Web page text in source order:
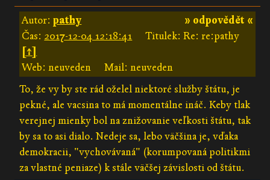
» odpovědět «
Autor:pathy
Čas: 2017-12-04 12:18:41
Titulek: Re: re:pathy
[↑]
Web: neuveden
Mail: neuveden
To, že vy by ste rád oželel niektoré služby štátu, je
pekné, ale vacsina to má momentálne ináč. Keby tlak
verejnej mienky bol na znižovanie veľkosti štátu, tak
by sa to asi dialo. Nedeje sa, lebo väčšina je, vďaka
demokracii, "vychovávaná" (korumpovaná politikmi
za vlastné peniaze) k stále väčšej závislosti od štátu.